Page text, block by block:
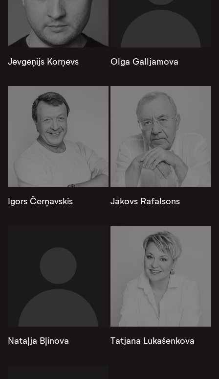
Jevgeņijs Korņevs Olga Galljamova
Igors Čerņavskis Jakovs Rafalsons
Nataļja Bļinova Tatjana Lukašenkova